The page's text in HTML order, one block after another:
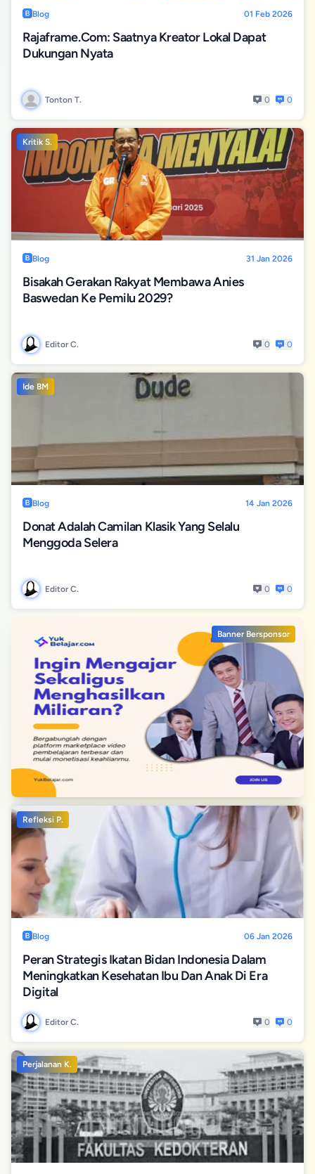
Blog 01 Feb 2026
Rajaframe.com: Saatnya Kreator Lokal Dapat
Dukungan Nyata
Tonton T. 0 0
Kritik S.
Blog 31 Jan 2026
Bisakah Gerakan Rakyat Membawa Anies
Baswedan Ke Pemilu 2029?
Editor C. 0 0
Ide BM
Blog 14 Jan 2026
Donat Adalah Camilan Klasik Yang Selalu
Menggoda Selera
Editor C. 0 0
Banner Bersponsor
Refleksi P.
Blog 06 Jan 2026
Peran Strategis Ikatan Bidan Indonesia Dalam
Meningkatkan Kesehatan Ibu Dan Anak Di Era
Digital
Editor C. 0 0
Perjalanan K.